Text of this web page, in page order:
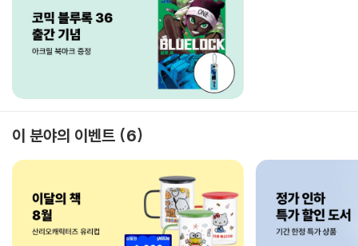
이 분야의 이벤트 6